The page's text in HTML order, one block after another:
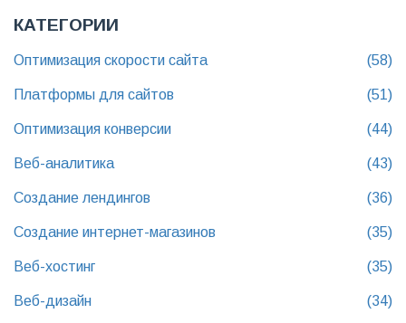
КАТЕГОРИИ
Оптимизация скорости сайта (58)
Платформы для сайтов (51)
Оптимизация конверсии (44)
Веб-аналитика (43)
Создание лендингов (36)
Создание интернет-магазинов (35)
Веб-хостинг (35)
Веб-дизайн (34)